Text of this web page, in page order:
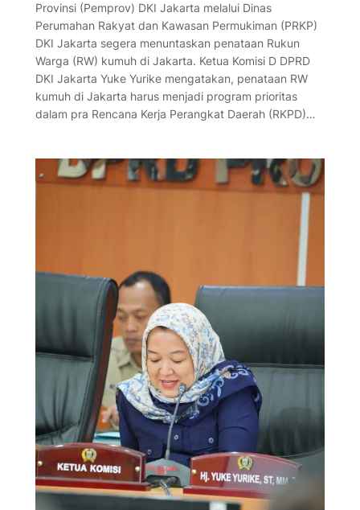
Provinsi (Pemprov) DKI Jakarta melalui Dinas
Perumahan Rakyat dan Kawasan Permukiman (PRKP)
DKI Jakarta segera menuntaskan penataan Rukun
Warga (RW) kumuh di Jakarta. Ketua Komisi D DPRD
DKI Jakarta Yuke Yurike mengatakan, penataan RW
kumuh di Jakarta harus menjadi program prioritas
dalam pra Rencana Kerja Perangkat Daerah (RKPD)…